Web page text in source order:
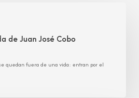
de Juan José Cobo
quedan fuera de una vida: entran por el